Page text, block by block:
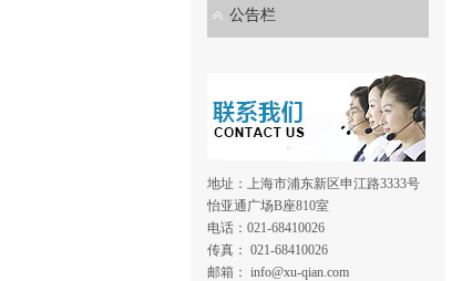
公告栏
地址：上海市浦东新区申江路3333号
怡亚通广场B座810室
电话：021-68410026
传真： 021-68410026
邮箱： info@xu-qian.com